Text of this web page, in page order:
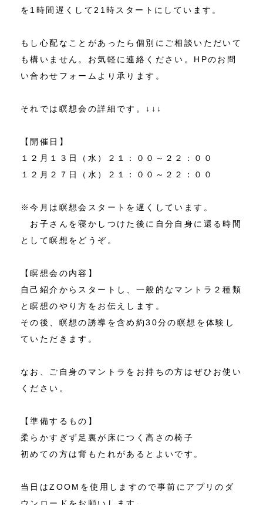
を1時間遅くして21時スタートにしています。
もし心配なことがあったら個別にご相談いただいて
も構いません。お気軽に連絡ください。HPのお問
い合わせフォームより承ります。
それでは瞑想会の詳細です。↓↓↓
【開催日】
１２月１３日（水）２１：００～２２：００
１２月２７日（水）２１：００～２２：００
※今月は瞑想会スタートを遅くしています。
お子さんを寝かしつけた後に自分自身に還る時間
として瞑想をどうぞ。
【瞑想会の内容】
自己紹介からスタートし、一般的なマントラ２種類
と瞑想のやり方をお伝えします。
その後、瞑想の誘導を含め約30分の瞑想を体験し
ていただきます。
なお、ご自身のマントラをお持ちの方はぜひお使い
ください。
【準備するもの】
柔らかすぎず足裏が床につく高さの椅子
初めての方は背もたれがあるとよいです。
当日はZOOMを使用しますので事前にアプリのダ